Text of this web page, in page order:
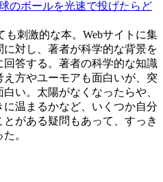
のボールを光速で投げたらど
も刺激的な本。Webサイトに集
に対し、著者が科学的な背景を
回答する。著者の科学的な知識
え方やユーモアも面白いが、突
い。太陽がなくなったらや、
に温まるかなど、いくつか自分
とがある疑問もあって、すっき
。